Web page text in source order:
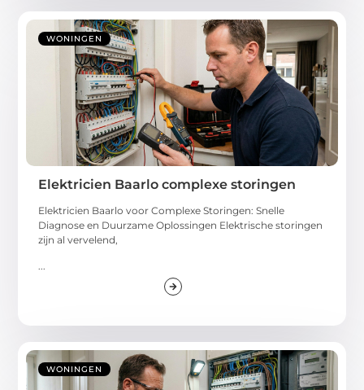
WONINGEN
Elektricien Baarlo complexe storingen
Elektricien Baarlo voor Complexe Storingen: Snelle
Diagnose en Duurzame Oplossingen Elektrische storingen
zijn al vervelend,
...
WONINGEN